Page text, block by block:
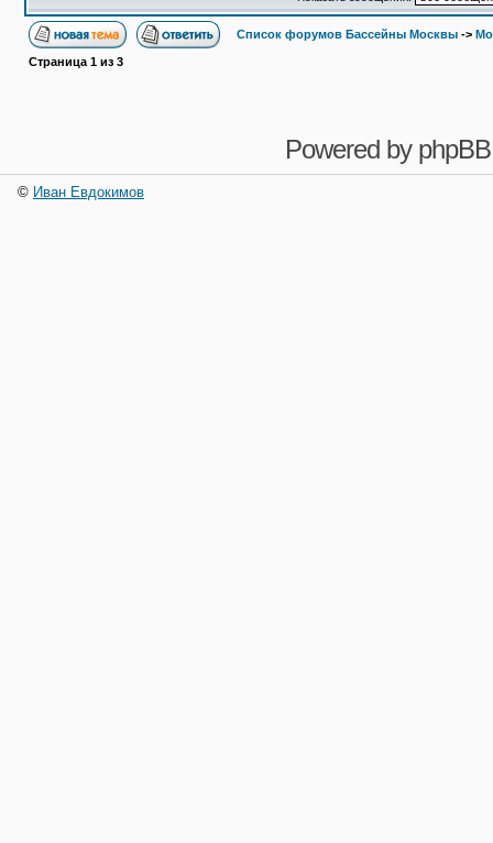
Список форумов Бассейны Москвы ->
Страница 1 из 3
Powered by phpBB
© Иван Евдокимов